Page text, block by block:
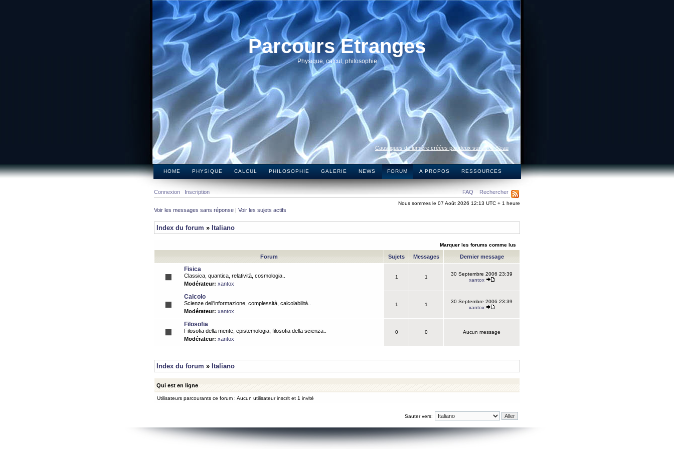
Parcours Etranges
Physique, calcul, philosophie
Caustiques de lumière créées par deux surfaces d’eau
HOME PHYSIQUE CALCUL PHILOSOPHIE GALERIE NEWS FORUM A PROPOS RESSOURCES
FAQ Rechercher
Connexion Inscription
Nous sommes le 07 Août 2026 12:13 UTC + 1 heure
Voir les messages sans réponse | Voir les sujets actifs
Index du forum » Italiano
Marquer les forums comme lus
Forum Sujets Messages Dernier message
Fisica
Classica, quantica, relatività, cosmologia..
Modérateur: xantox
1 1
30 Septembre 2006 23:39
xantox
Calcolo
Scienze dell'informazione, complessità, calcolabilità..
Modérateur: xantox
1 1
30 Septembre 2006 23:39
xantox
Filosofia
Filosofia della mente, epistemologia, filosofia della scienza..
Modérateur: xantox
0 0 Aucun message
Index du forum » Italiano
Qui est en ligne
Utilisateurs parcourants ce forum : Aucun utilisateur inscrit et 1 invité
Sauter vers: